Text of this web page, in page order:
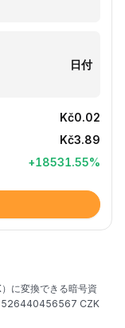
日付
Kč0.02
Kč3.89
+18531.55%
に変換できる暗号資
CZK